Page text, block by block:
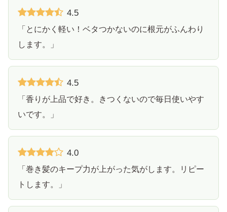
4.5
「とにかく軽い！ベタつかないのに根元がふんわり
します。」
4.5
「香りが上品で好き。きつくないので毎日使いやす
いです。」
4.0
「巻き髪のキープ力が上がった気がします。リピー
トします。」